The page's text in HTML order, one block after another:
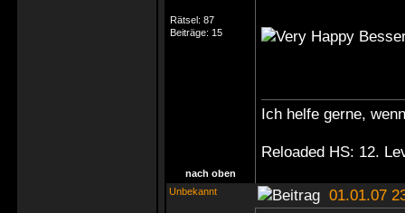
Rätsel: 87
Beiträge: 15
Ich helfe gerne,
Reloaded HS: 12.
nach oben
Unbekannt
01.01.07